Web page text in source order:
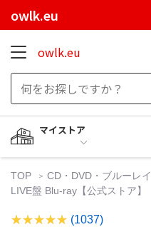
owlk.eu
owlk.eu
マイストア
TOP CD・DVD・ブルーレイ
LIVE盤 Blu-ray【公式ストア】
(1037)